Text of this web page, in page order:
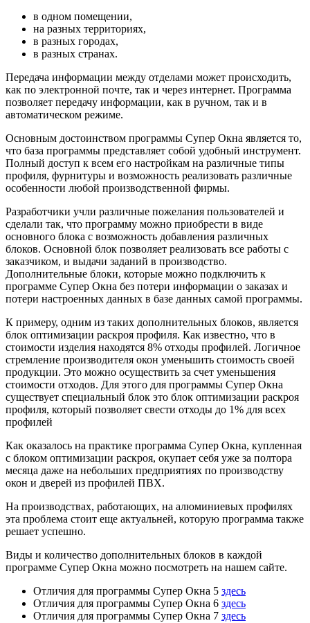
в одном помещении,
на разных территориях,
в разных городах,
в разных странах.
Передача информации между отделами может происходить,
как по электронной почте, так и через интернет. Программа
позволяет передачу информации, как в ручном, так и в
автоматическом режиме.
Основным достоинством программы Супер Окна является то,
что база программы представляет собой удобный инструмент.
Полный доступ к всем его настройкам на различные типы
профиля, фурнитуры и возможность реализовать различные
особенности любой производственной фирмы.
Разработчики учли различные пожелания пользователей и
сделали так, что программу можно приобрести в виде
основного блока с возможность добавления различных
блоков. Основной блок позволяет реализовать все работы с
заказчиком, и выдачи заданий в производство.
Дополнительные блоки, которые можно подключить к
программе Супер Окна без потери информации о заказах и
потери настроенных данных в базе данных самой программы.
К примеру, одним из таких дополнительных блоков, является
блок оптимизации раскроя профиля. Как известно, что в
стоимости изделия находятся 8% отходы профилей. Логичное
стремление производителя окон уменьшить стоимость своей
продукции. Это можно осуществить за счет уменьшения
стоимости отходов. Для этого для программы Супер Окна
существует специальный блок это блок оптимизации раскроя
профиля, который позволяет свести отходы до 1% для всех
профилей
Как оказалось на практике программа Супер Окна, купленная
с блоком оптимизации раскроя, окупает себя уже за полтора
месяца даже на небольших предприятиях по производству
окон и дверей из профилей ПВХ.
На производствах, работающих, на алюминиевых профилях
эта проблема стоит еще актуальней, которую программа также
решает успешно.
Виды и количество дополнительных блоков в каждой
программе Супер Окна можно посмотреть на нашем сайте.
Отличия для программы Супер Окна 5 здесь
Отличия для программы Супер Окна 6 здесь
Отличия для программы Супер Окна 7 здесь